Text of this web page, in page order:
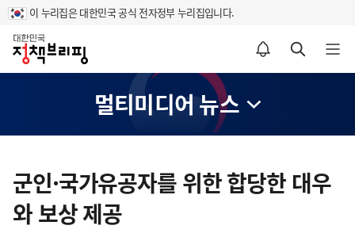
이 누리집은 대한민국 공식 전자정부 누리집입니다.
홈
알림설정 바로가기 검색 바로가기 메뉴 열기
멀티미디어 뉴스
텐
츠
영
군인·국가유공자를 위한 합당한 대우
와 보상 제공